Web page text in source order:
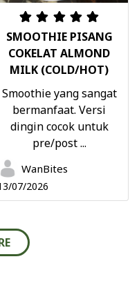
SMOOTHIE PISANG
COKELAT ALMOND
MILK (COLD/HOT)
Smoothie yang sangat
bermanfaat. Versi
dingin cocok untuk
pre/post ...
WanBites
07/2026